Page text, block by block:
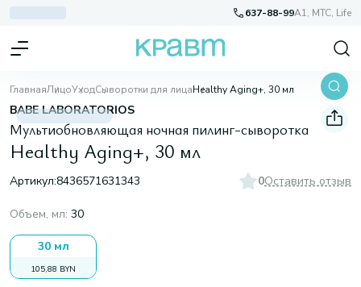
637-88-99A1, МТС, Life
ГлавнаяЛицоУходСыворотки для лицаHealthy Aging+, 30 мл
BABE LABORATORIOS
Мультиобновляющая ночная пилинг-сыворотка
Healthy Aging+, 30 мл
Артикул:8436571631343 0Оставить отзыв
Объем, мл: 30
30 мл
105,88 BYN